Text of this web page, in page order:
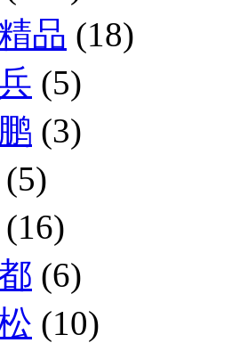
品 (18)
(5)
(3)
(5)
(16)
(6)
(10)